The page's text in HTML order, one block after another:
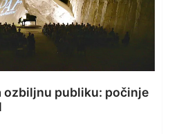
ozbiljnu publiku: počinje